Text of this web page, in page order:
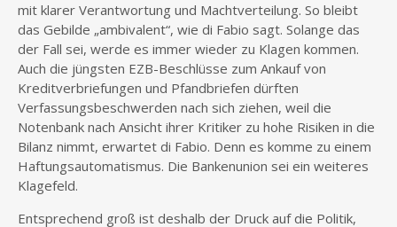
mit klarer Verantwortung und Machtverteilung. So bleibt
das Gebilde „ambivalent“, wie di Fabio sagt. Solange das
der Fall sei, werde es immer wieder zu Klagen kommen.
Auch die jüngsten EZB-Beschlüsse zum Ankauf von
Kreditverbriefungen und Pfandbriefen dürften
Verfassungsbeschwerden nach sich ziehen, weil die
Notenbank nach Ansicht ihrer Kritiker zu hohe Risiken in die
Bilanz nimmt, erwartet di Fabio. Denn es komme zu einem
Haftungsautomatismus. Die Bankenunion sei ein weiteres
Klagefeld.
Entsprechend groß ist deshalb der Druck auf die Politik,